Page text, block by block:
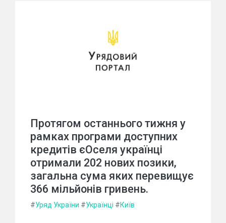
Протягом останнього тижня у
рамках програми доступних
кредитів єОселя українці
отримали 202 нових позики,
загальна сума яких перевищує
366 мільйонів гривень.
#Уряд України #Українці #Київ